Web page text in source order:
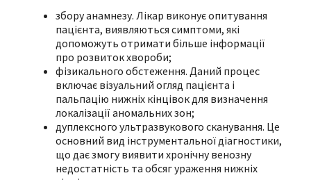
збору анамнезу. Лікар виконує опитування
пацієнта, виявляються симптоми, які
допоможуть отримати більше інформації
про розвиток хвороби;
фізикального обстеження. Даний процес
включає візуальний огляд пацієнта і
пальпацію нижніх кінцівок для визначення
локалізації аномальних зон;
дуплексного ультразвукового сканування. Це
основний вид інструментальної діагностики,
що дає змогу виявити хронічну венозну
недостатність та обсяг ураження нижніх